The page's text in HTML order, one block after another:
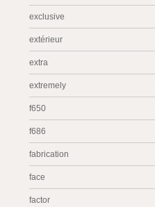
exclusive
extérieur
extra
extremely
f650
f686
fabrication
face
factor